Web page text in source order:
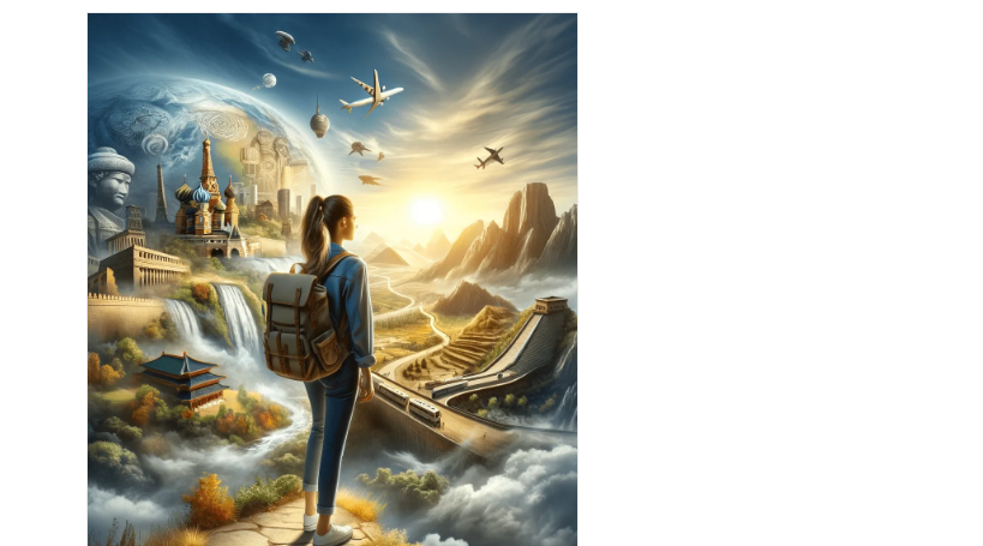
Umgebung
Neu
Entdeckt.
Die
Umgebung
Mit
Frischen
Augen
Sehen.
Die
Macht
Der
Mikroabenteuer:
Kleine
Auszeiten
Für
Große
Erlebnisse:
Entdecke
Die
Abenteuer
Vor
Deiner
Tür!